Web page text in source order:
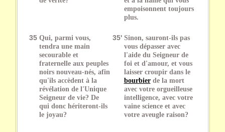
empoisonnent toujours
plus.
35 Qui, parmi vous,
tendra une main
secourable et
fraternelle aux peuples
noirs nouveau-nés, afin
qu'ils accèdent à la
révélation de l'Unique
Seigneur de vie? De
qui donc hériteront-ils
le joyau?
35' Sinon, sauront-ils pas
vous dépasser avec
l'aide du Seigneur de
foi et d'amour, et vous
laisser croupir dans le
bourbierde la mort
avec votre orgueilleuse
intelligence, avec votre
vaine science et avec
votre aveugle raison?